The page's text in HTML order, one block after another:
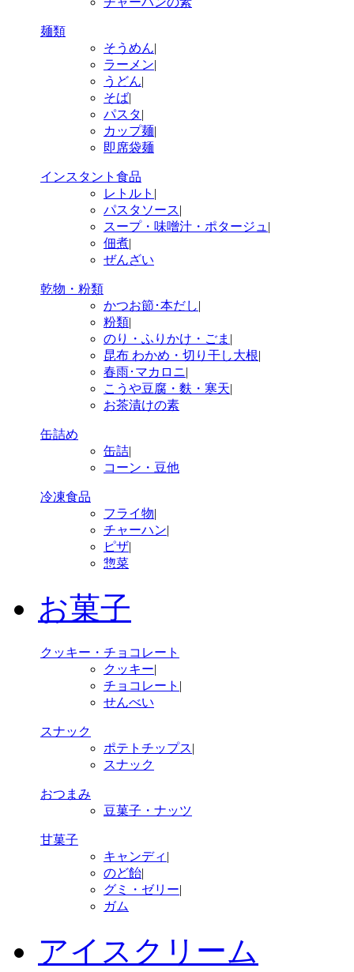
麺類
そうめん|
ラーメン|
うどん|
そば|
パスタ|
カップ麺|
即席袋麺
インスタント食品
レトルト |
パスタソース|
スープ・味噌汁・ポタージュ |
佃煮|
ぜんざい
乾物・粉類
かつお節･本だし|
粉類|
のり・ふりかけ・ごま |
昆布 わかめ・切り干し大根|
春雨･マカロニ|
こうや豆腐・麩・寒天|
お茶漬けの素
缶詰め
缶詰|
コーン・豆他
冷凍食品
フライ物|
チャーハン|
ピザ|
惣菜
お菓子
クッキー・チョコレート
クッキー|
チョコレート |
せんべい
スナック
ポテトチップス|
スナック
おつまみ
豆菓子・ナッツ
甘菓子
キャンディ |
のど飴|
グミ・ゼリー|
ガム
アイスクリーム